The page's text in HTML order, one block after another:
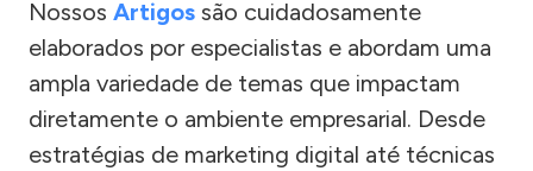
Nossos Artigos são cuidadosamente
elaborados por especialistas e abordam uma
ampla variedade de temas que impactam
diretamente o ambiente empresarial. Desde
estratégias de marketing digital até técnicas